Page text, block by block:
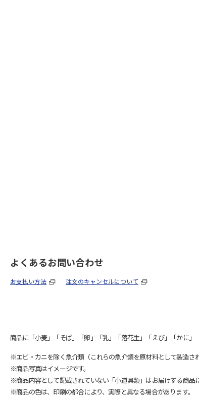
よくあるお問い合わせ
お支払い方法 注文のキャンセルについて
商品に「小麦」「そば」「卵」「乳」「落花生」「えび」「かに」
※エビ・カニを除く魚介類（これらの魚介類を原材料として製造さ
※商品写真はイメージです。
※商品内容として記載されていない「小道具類」はお届けする商品
※商品の色は、印刷の都合により、実際と異なる場合があります。